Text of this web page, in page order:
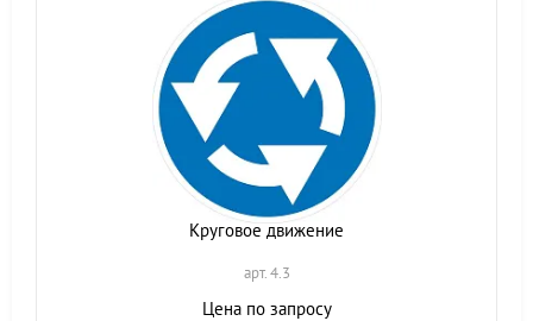
Круговое движение
арт. 4.3
Цена по запросу